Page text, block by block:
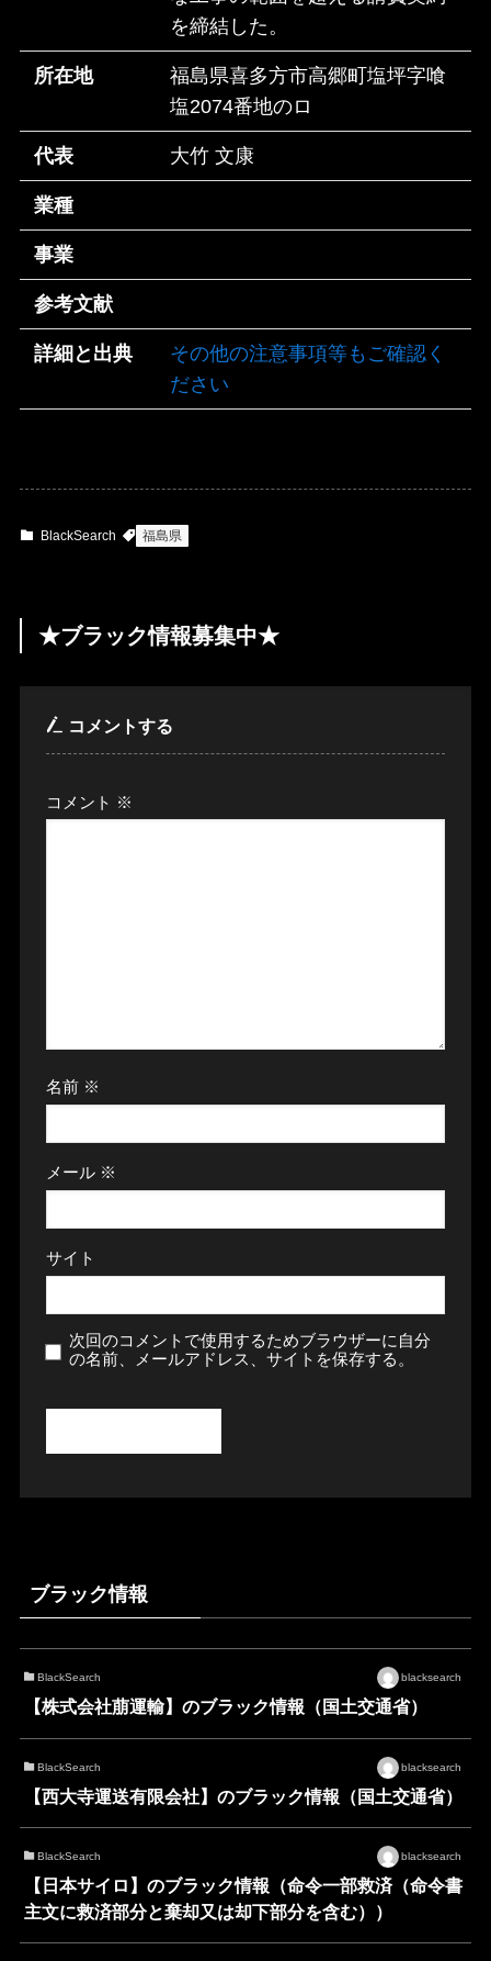
を締結した。
所在地
福島県喜多方市高郷町塩坪字喰
塩2074番地のロ
代表 大竹 文康
業種
事業
参考文献
詳細と出典
その他の注意事項等もご確認く
ださい
BlackSearch 福島県
★ブラック情報募集中★
コメントする
コメント ※
名前 ※
メール ※
サイト
次回のコメントで使用するためブラウザーに自分
の名前、メールアドレス、サイトを保存する。
ブラック情報
BlackSearch blacksearch
【株式会社萠運輸】のブラック情報（国土交通省）
BlackSearch blacksearch
【西大寺運送有限会社】のブラック情報（国土交通省）
BlackSearch blacksearch
【日本サイロ】のブラック情報（命令一部救済（命令書
主文に救済部分と棄却又は却下部分を含む））